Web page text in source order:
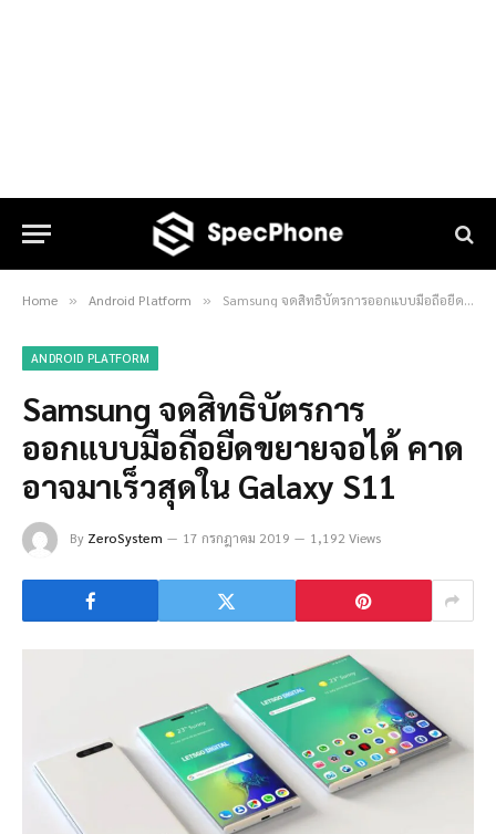
Home » Android Platform » Samsung จดสิทธิบัตรการออกแบบมือถือยืดขยายจอได้ คาดอาจมาเร็วสุดใน Galaxy S11
ANDROID PLATFORM
Samsung จดสิทธิบัตรการ
ออกแบบมือถือยืดขยายจอได้ คาด
อาจมาเร็วสุดใน Galaxy S11
By ZeroSystem 17 กรกฎาคม 2019 1,192 Views